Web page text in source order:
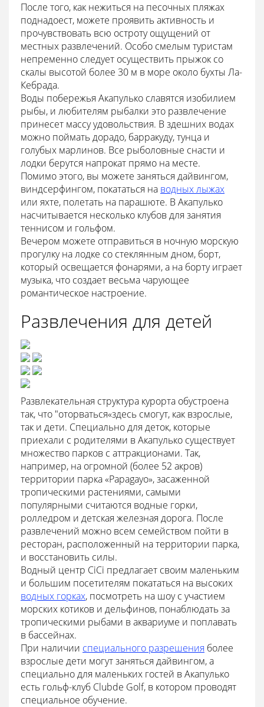
После того, как нежиться на песочных пляжах
поднадоест, можете проявить активность и
прочувствовать всю остроту ощущений от
местных развлечений. Особо смелым туристам
непременно следует осуществить прыжок со
скалы высотой более 30 м в море около бухты Ла-
Кебрада.
Воды побережья Акапулько славятся изобилием
рыбы, и любителям рыбалки это развлечение
принесет массу удовольствия. В здешних водах
можно поймать дорадо, барракуду, тунца и
голубых марлинов. Все рыболовные снасти и
лодки берутся напрокат прямо на месте.
Помимо этого, вы можете заняться дайвингом,
виндсерфингом, покататься на водных лыжах
или яхте, полетать на парашюте. В Акапулько
насчитывается несколько клубов для занятия
теннисом и гольфом.
Вечером можете отправиться в ночную морскую
прогулку на лодке со стеклянным дном, борт,
который освещается фонарями, а на борту играет
музыка, что создает весьма чарующее
романтическое настроение.
Развлечения для детей
Развлекательная структура курорта обустроена
так, что "оторваться«здесь смогут, как взрослые,
так и дети. Специально для деток, которые
приехали с родителями в Акапулько существует
множество парков с аттракционами. Так,
например, на огромной (более 52 акров)
территории парка «Papagayo», засаженной
тропическими растениями, самыми
популярными считаются водные горки,
ролледром и детская железная дорога. После
развлечений можно всем семейством пойти в
ресторан, расположенный на территории парка,
и восстановить силы.
Водный центр CiCi предлагает своим маленьким
и большим посетителям покататься на высоких
водных горках, посмотреть на шоу с участием
морских котиков и дельфинов, понаблюдать за
тропическими рыбами в аквариуме и поплавать
в бассейнах.
При наличии специального разрешения более
взрослые дети могут заняться дайвингом, а
специально для маленьких гостей в Акапулько
есть гольф-клуб Clubde Golf, в котором проводят
специальное обучение.